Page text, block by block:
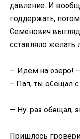
давление. И
поддержать,
Семенович
оставляло желать
— Идем на озеро!
– Пап, ты обещал
— Ну, раз обещал,
Пришлось